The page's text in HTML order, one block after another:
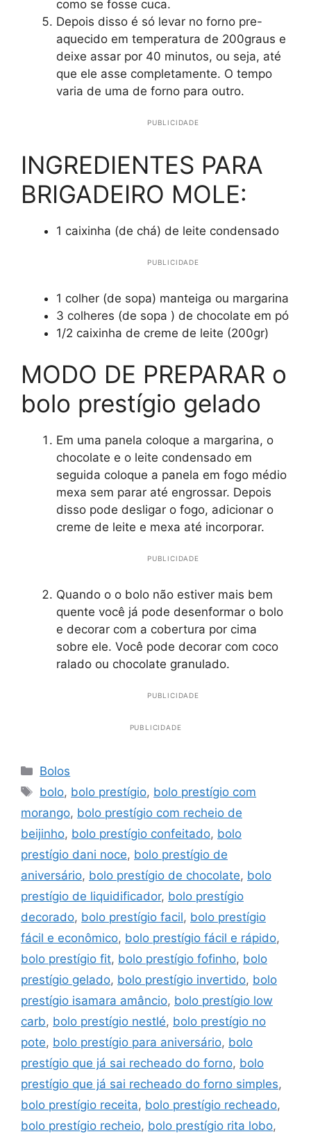
como se fosse cuca.
Depois disso é só levar no forno pre-
aquecido em temperatura de 200graus e
deixe assar por 40 minutos, ou seja, até
que ele asse completamente. O tempo
varia de uma de forno para outro.
PUBLICIDADE
INGREDIENTES PARA
BRIGADEIRO MOLE:
1 caixinha (de chá) de leite condensado
PUBLICIDADE
1 colher (de sopa) manteiga ou margarina
3 colheres (de sopa ) de chocolate em pó
1/2 caixinha de creme de leite (200gr)
MODO DE PREPARAR o
bolo prestígio gelado
Em uma panela coloque a margarina, o
chocolate e o leite condensado em
seguida coloque a panela em fogo médio
mexa sem parar até engrossar. Depois
disso pode desligar o fogo, adicionar o
creme de leite e mexa até incorporar.
PUBLICIDADE
Quando o o bolo não estiver mais bem
quente você já pode desenformar o bolo
e decorar com a cobertura por cima
sobre ele. Você pode decorar com coco
ralado ou chocolate granulado.
PUBLICIDADE
PUBLICIDADE
Categorias
Bolos
Tags
bolo, bolo prestígio, bolo prestígio com
morango, bolo prestígio com recheio de
beijinho, bolo prestígio confeitado, bolo
prestígio dani noce, bolo prestígio de
aniversário, bolo prestígio de chocolate, bolo
prestígio de liquidificador, bolo prestígio
decorado, bolo prestígio facil, bolo prestígio
fácil e econômico, bolo prestígio fácil e rápido,
bolo prestígio fit, bolo prestígio fofinho, bolo
prestígio gelado, bolo prestígio invertido, bolo
prestígio isamara amâncio, bolo prestígio low
carb, bolo prestígio nestlé, bolo prestígio no
pote, bolo prestígio para aniversário, bolo
prestígio que já sai recheado do forno, bolo
prestígio que já sai recheado do forno simples,
bolo prestígio receita, bolo prestígio recheado,
bolo prestígio recheio, bolo prestígio rita lobo,